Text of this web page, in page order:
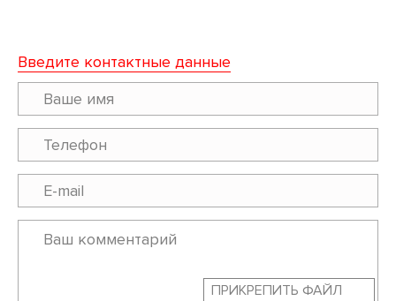
Введите контактные данные
ПРИКРЕПИТЬ ФАЙЛ